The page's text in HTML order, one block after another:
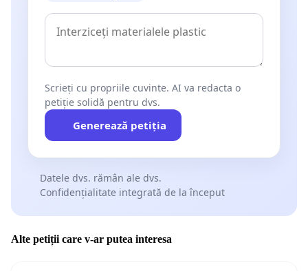
Scrieți cu propriile cuvinte. AI va redacta o
petiție solidă pentru dvs.
Generează petiția
Datele dvs. rămân ale dvs.
Confidențialitate integrată de la început
Alte petiții care v-ar putea interesa